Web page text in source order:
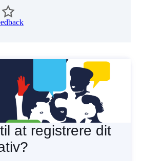
at registrere dit